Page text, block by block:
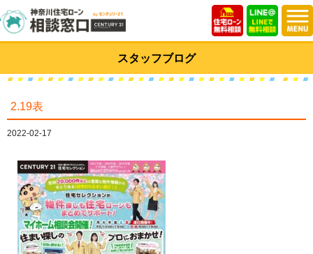
スタッフブログ
2.19表
2022-02-17